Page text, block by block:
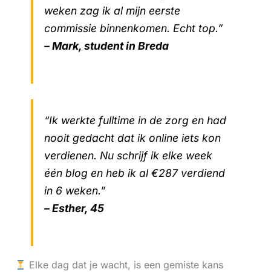
weken zag ik al mijn eerste
commissie binnenkomen. Echt top.”
– Mark, student in Breda
“Ik werkte fulltime in de zorg en had
nooit gedacht dat ik online iets kon
verdienen. Nu schrijf ik elke week
één blog en heb ik al €287 verdiend
in 6 weken.”
– Esther, 45
Elke dag dat je wacht, is een gemiste kans